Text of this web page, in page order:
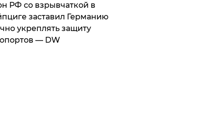
РФ со взрывчаткой в
заставил Германию
укреплять защиту
— DW